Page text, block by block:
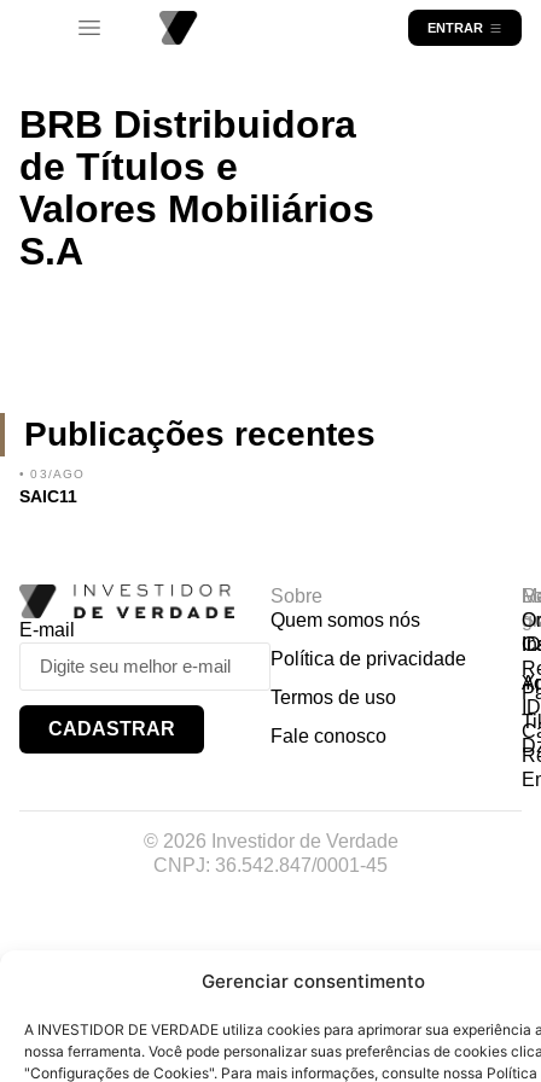
Gerenciar consentimento
A INVESTIDOR DE VERDADE utiliza cookies para aprimorar sua experiência
nossa ferramenta. Você pode personalizar suas preferências de cookies
"Configurações de Cookies". Para mais informações, consulte nossa Política
ENTRAR
BRB Distribuidora
de Títulos e
Valores Mobiliários
S.A
Publicações recentes
• 03/AGO
SAIC11
E-mail
CADASTRAR
Sobre
Quem somos nós
Política de privacidade
Termos de uso
Fale conosco
© 2026 Investidor de Verdade
CNPJ: 36.542.847/0001-45